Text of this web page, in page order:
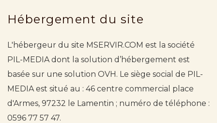
Hébergement du site
L'hébergeur du site MSERVIR.COM est la société
PIL-MEDIA dont la solution d’hébergement est
basée sur une solution OVH. Le siège social de PIL-
MEDIA est situé au : 46 centre commercial place
d'Armes, 97232 le Lamentin ; numéro de téléphone :
0596 77 57 47.